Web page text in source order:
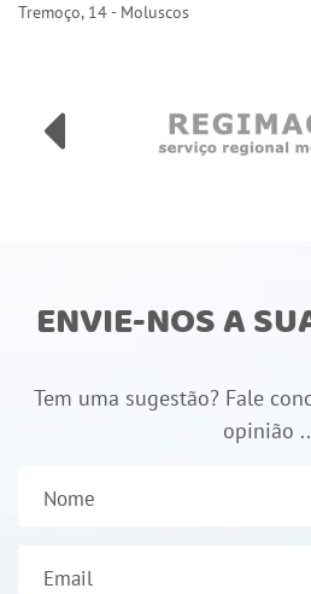
Tremoço, 14 - Moluscos
ENVIE-NOS A
Tem uma sugestão? Fale
opinião
Nome
Email